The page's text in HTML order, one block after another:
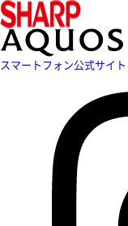
スマートフォン公式サイト